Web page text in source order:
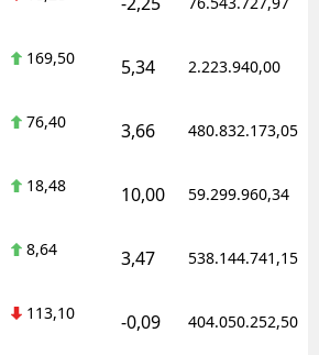
169,50 5,34 2.223.940,00
76,40 3,66 480.832.173,05
18,48 10,00 59.299.960,34
8,64 3,47 538.144.741,15
113,10 -0,09 404.050.252,50